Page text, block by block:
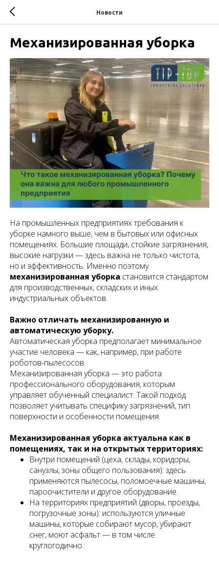
Новости
Механизированная уборка
На промышленных предприятиях требования к
уборке намного выше, чем в бытовых или офисных
помещениях. Большие площади, стойкие загрязнения,
высокие нагрузки — здесь важна не только чистота,
но и эффективность. Именно поэтому
механизированная уборка становится стандартом
для производственных, складских и иных
индустриальных объектов.
Важно отличать механизированную и
автоматическую уборку.
Автоматическая уборка предполагает минимальное
участие человека — как, например, при работе
роботов-пылесосов.
Механизированная уборка — это работа
профессионального оборудования, которым
управляет обученный специалист. Такой подход
позволяет учитывать специфику загрязнений, тип
поверхности и особенности помещения.
Механизированная уборка актуальна как в
помещениях, так и на открытых территориях:
Внутри помещений (цеха, склады, коридоры,
санузлы, зоны общего пользования): здесь
применяются пылесосы, поломоечные машины,
пароочистители и другое оборудование.
На территориях предприятий (дворы, проезды,
погрузочные зоны): используются уличные
машины, которые собирают мусор, убирают
снег, моют асфальт — в том числе
круглогодично.